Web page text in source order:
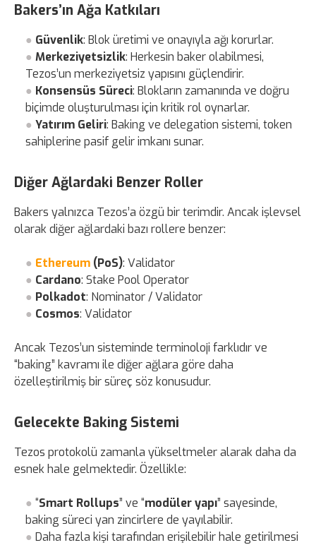
Bakers’ın Ağa Katkıları
Güvenlik: Blok üretimi ve onayıyla ağı korurlar.
Merkeziyetsizlik: Herkesin baker olabilmesi,
Tezos’un merkeziyetsiz yapısını güçlendirir.
Konsensüs Süreci: Blokların zamanında ve doğru
biçimde oluşturulması için kritik rol oynarlar.
Yatırım Geliri: Baking ve delegation sistemi, token
sahiplerine pasif gelir imkanı sunar.
Diğer Ağlardaki Benzer Roller
Bakers yalnızca Tezos’a özgü bir terimdir. Ancak işlevsel
olarak diğer ağlardaki bazı rollere benzer:
Ethereum (PoS): Validator
Cardano: Stake Pool Operator
Polkadot: Nominator / Validator
Cosmos: Validator
Ancak Tezos’un sisteminde terminoloji farklıdır ve
“baking” kavramı ile diğer ağlara göre daha
özelleştirilmiş bir süreç söz konusudur.
Gelecekte Baking Sistemi
Tezos protokolü zamanla yükseltmeler alarak daha da
esnek hale gelmektedir. Özellikle:
“Smart Rollups” ve “modüler yapı” sayesinde,
baking süreci yan zincirlere de yayılabilir.
Daha fazla kişi tarafından erişilebilir hale getirilmesi